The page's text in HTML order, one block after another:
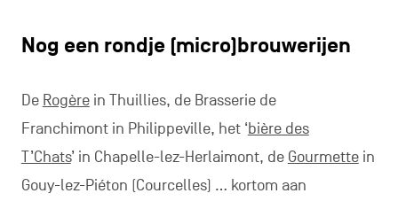
Nog een rondje (micro)brouwerijen
De Rogèrein Thuillies, de Brasserie de
Franchimont in Philippeville, het ‘bière des
T’Chats’ in Chapelle-lez-Herlaimont, de Gourmettein
Gouy-lez-Piéton (Courcelles) … kortom aan